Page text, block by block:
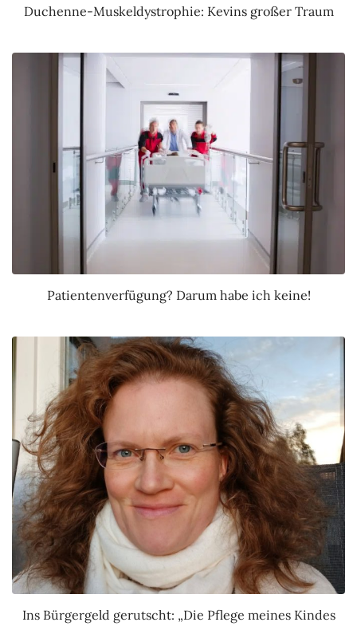
Duchenne-Muskeldystrophie: Kevins großer Traum
Patientenverfügung? Darum habe ich keine!
Ins Bürgergeld gerutscht: „Die Pflege meines Kindes